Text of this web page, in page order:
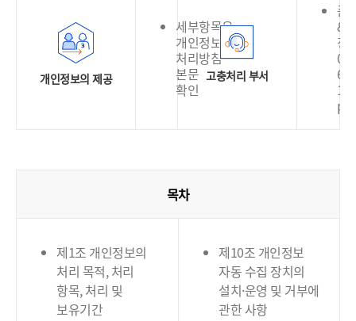
개인정보의 제공
세부항목은
개인정보
처리방침
본문
확인
고충처리 부서
품
&
정
02-
목차
제1조 개인정보의
처리 목적, 처리
항목, 처리 및
보유기간
제10조 개인정보
자동 수집 장치의
설치·운영 및 거부에
관한 사항